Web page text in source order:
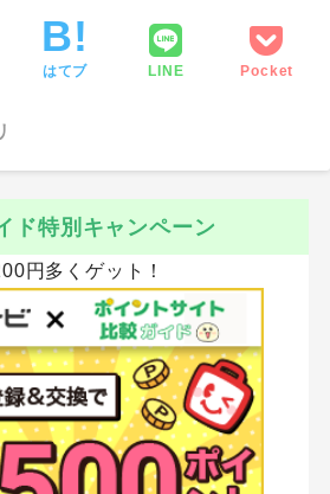
はてブ LINE Pocket
ド特別キャンペーン
円多くゲット！